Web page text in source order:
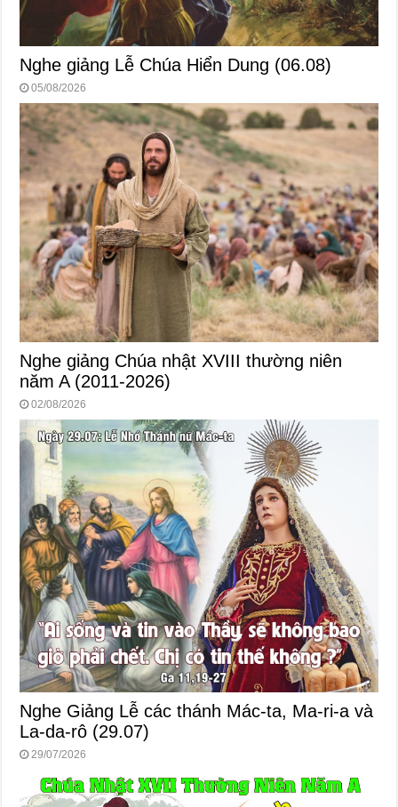
Nghe giảng Lễ Chúa Hiển Dung (06.08)
05/08/2026
Nghe giảng Chúa nhật XVIII thường niên
năm A (2011-2026)
02/08/2026
Nghe Giảng Lễ các thánh Mác-ta, Ma-ri-a và
La-da-rô (29.07)
29/07/2026